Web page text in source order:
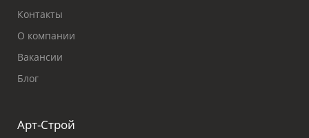
Контакты
О компании
Вакансии
Блог
Арт-Строй